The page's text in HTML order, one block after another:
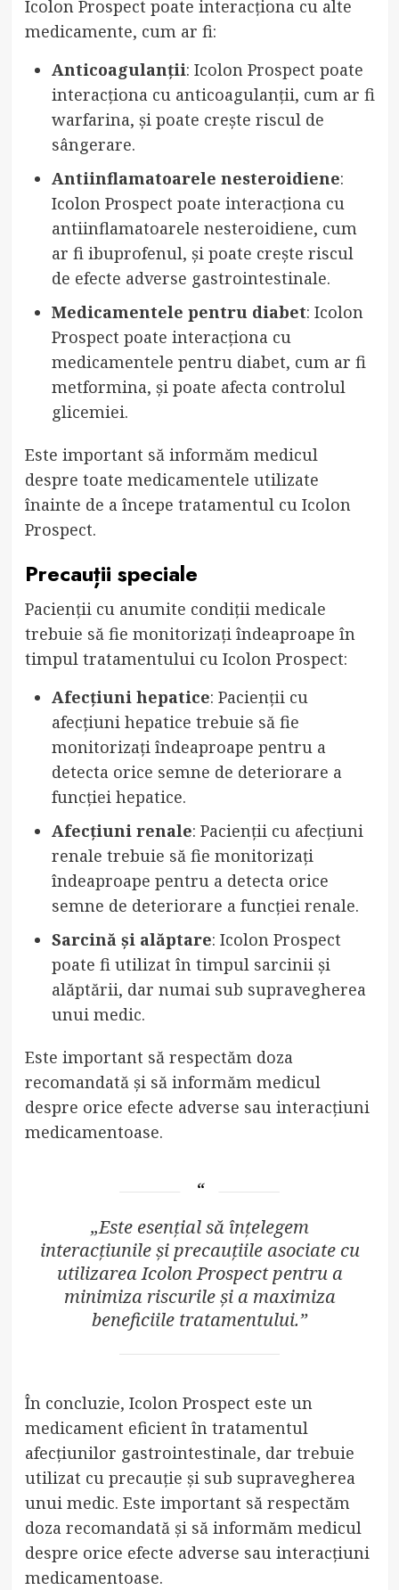
Icolon Prospect poate interacționa cu alte
medicamente, cum ar fi:
Anticoagulanții: Icolon Prospect poate
interacționa cu anticoagulanții, cum ar fi
warfarina, și poate crește riscul de
sângerare.
Antiinflamatoarele nesteroidiene:
Icolon Prospect poate interacționa cu
antiinflamatoarele nesteroidiene, cum
ar fi ibuprofenul, și poate crește riscul
de efecte adverse gastrointestinale.
Medicamentele pentru diabet: Icolon
Prospect poate interacționa cu
medicamentele pentru diabet, cum ar fi
metformina, și poate afecta controlul
glicemiei.
Este important să informăm medicul
despre toate medicamentele utilizate
înainte de a începe tratamentul cu Icolon
Prospect.
Precauții speciale
Pacienții cu anumite condiții medicale
trebuie să fie monitorizați îndeaproape în
timpul tratamentului cu Icolon Prospect:
Afecțiuni hepatice: Pacienții cu
afecțiuni hepatice trebuie să fie
monitorizați îndeaproape pentru a
detecta orice semne de deteriorare a
funcției hepatice.
Afecțiuni renale: Pacienții cu afecțiuni
renale trebuie să fie monitorizați
îndeaproape pentru a detecta orice
semne de deteriorare a funcției renale.
Sarcină și alăptare: Icolon Prospect
poate fi utilizat în timpul sarcinii și
alăptării, dar numai sub supravegherea
unui medic.
Este important să respectăm doza
recomandată și să informăm medicul
despre orice efecte adverse sau interacțiuni
medicamentoase.
„Este esențial să înțelegem
interacțiunile și precauțiile asociate cu
utilizarea Icolon Prospect pentru a
minimiza riscurile și a maximiza
beneficiile tratamentului.”
În concluzie, Icolon Prospect este un
medicament eficient în tratamentul
afecțiunilor gastrointestinale, dar trebuie
utilizat cu precauție și sub supravegherea
unui medic. Este important să respectăm
doza recomandată și să informăm medicul
despre orice efecte adverse sau interacțiuni
medicamentoase.